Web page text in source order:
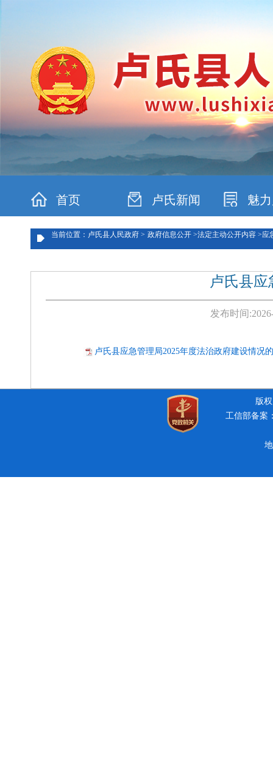
首页 卢氏新闻 魅
当前位置：卢氏县人民政府 > 政府信息公开 >法定主动公开内容 >应
卢氏县
发布时间:
卢氏县应急管理局2025年度法治政府建设情况
版
工信部备案